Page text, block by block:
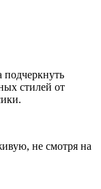
подчеркнуть
стилей от
не смотря на